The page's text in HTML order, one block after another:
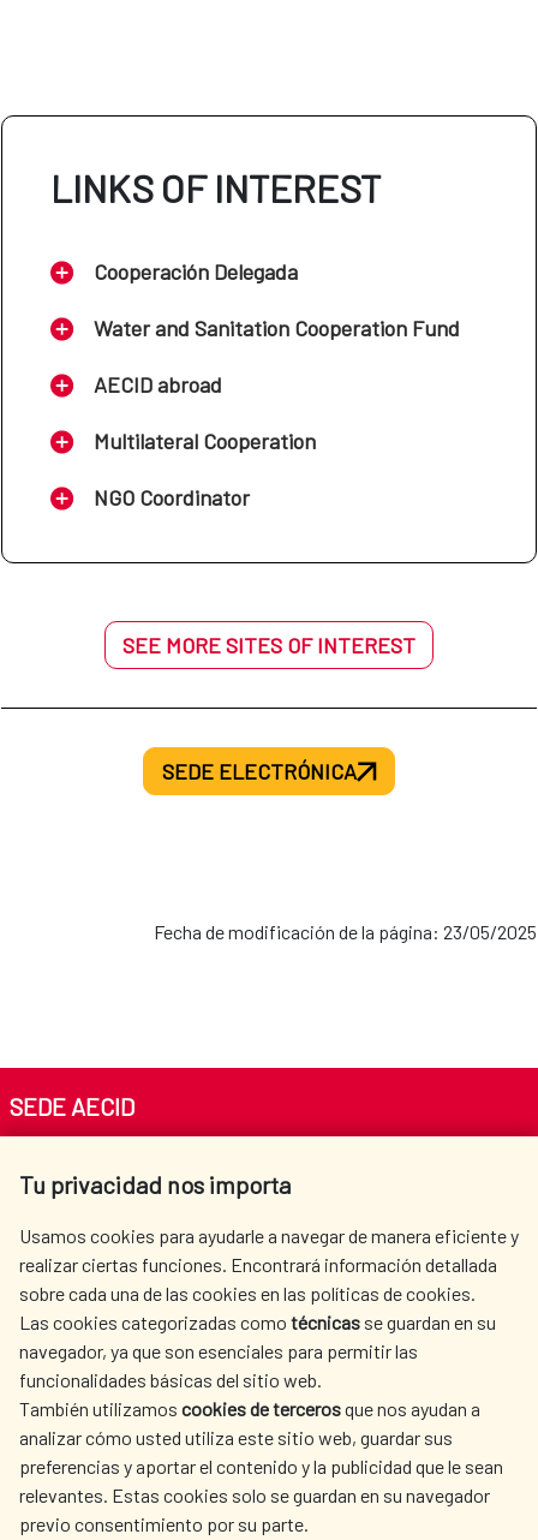
LINKS OF INTEREST
Cooperación Delegada
Water and Sanitation Cooperation Fund
AECID abroad
Multilateral Cooperation
NGO Coordinator
SEE MORE SITES OF INTEREST
SEDE ELECTRÓNICA
Fecha de modificación de la página: 23/05/2025
Tu privacidad nos importa
Usamos cookies para ayudarle a navegar de manera eficiente y
realizar ciertas funciones. Encontrará información detallada
sobre cada una de las cookies en las políticas de cookies.
Las cookies categorizadas como técnicas se guardan en su
navegador, ya que son esenciales para permitir las
funcionalidades básicas del sitio web.
También utilizamos cookies de tercerosque nos ayudan a
analizar cómo usted utiliza este sitio web, guardar sus
preferencias y aportar el contenido y la publicidad que le sean
relevantes. Estas cookies solo se guardan en su navegador
previo consentimiento por su parte.
SEDE AECID
Tel. +34 900 20 30 54​​​​​​​
AECID
WHERE DO WE COOPERATE?
SPANISH HUMANITARIAN
ACTION
PRESS ROOM
CULTURE AND SCIENCE LIBRARY